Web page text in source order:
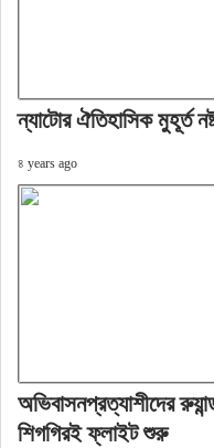
ন্যাটোর ঐতিহাসিক মুহূর্ত
৪ years ago
অভিবাসনপ্রত্যাশীদের
শিগগিরই ফ্লাইট শুরু